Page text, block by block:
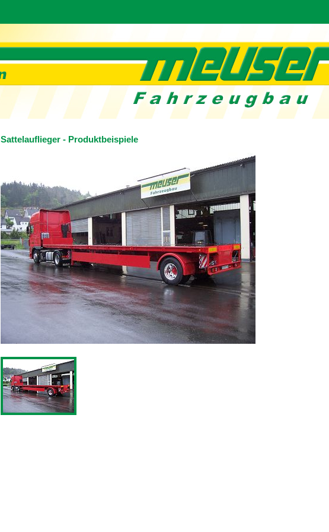
Sattelauflieger - Produktbeispiele